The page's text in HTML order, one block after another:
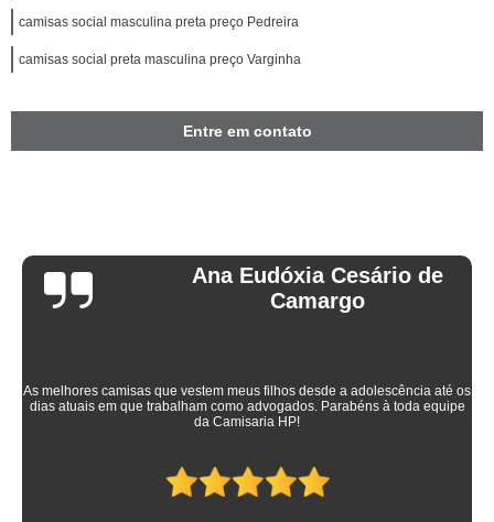
camisas social masculina preta preço Pedreira
camisas social preta masculina preço Varginha
Entre em contato
Ana Eudóxia Cesário de
Camargo
As melhores camisas que vestem meus filhos desde a adolescência até os
dias atuais em que trabalham como advogados. Parabéns à toda equipe
da Camisaria HP!